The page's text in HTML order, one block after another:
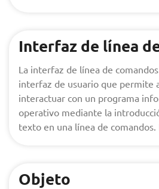
Interfaz de línea
La interfaz de línea de
interfaz de usuario que permite
interactuar con un programa
operativo mediante la
texto en una línea de comandos.
Objeto